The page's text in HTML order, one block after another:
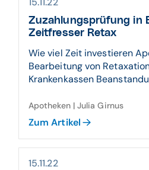
Zuzahlungsprüfung in
Zeitfresser Retax
Wie viel Zeit investieren
Bearbeitung von
Krankenkassen
Apotheken | Julia Girnus
Zum Artikel
15.11.22